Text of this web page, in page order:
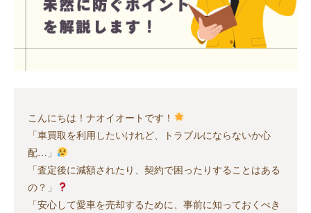
こんにちは！ナオイオートです！
「車買取を利用したいけれど、トラブルにならないか心
配…」
「査定後に減額されたり、契約で困ったりすることはある
の？」
「安心して愛車を売却するために、事前に知っておくべき